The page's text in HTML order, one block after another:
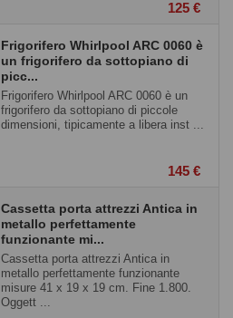
125 €
Frigorifero Whirlpool ARC 0060 è
un frigorifero da sottopiano di
picc...
Frigorifero Whirlpool ARC 0060 è un
frigorifero da sottopiano di piccole
dimensioni, tipicamente a libera inst ...
145 €
Cassetta porta attrezzi Antica in
metallo perfettamente
funzionante mi...
Cassetta porta attrezzi Antica in
metallo perfettamente funzionante
misure 41 x 19 x 19 cm. Fine 1.800.
Oggett ...